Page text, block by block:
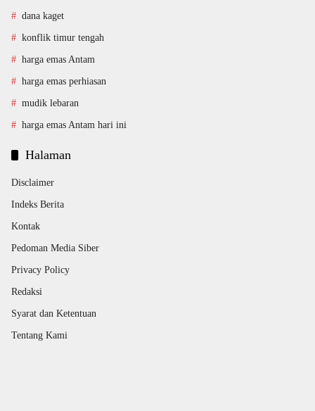
dana kaget
konflik timur tengah
harga emas Antam
harga emas perhiasan
mudik lebaran
harga emas Antam hari ini
Halaman
Disclaimer
Indeks Berita
Kontak
Pedoman Media Siber
Privacy Policy
Redaksi
Syarat dan Ketentuan
Tentang Kami